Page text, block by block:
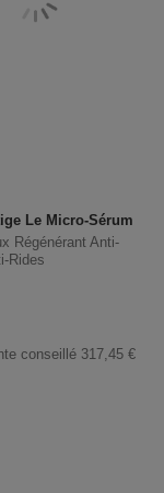
Régénérant Anti-
Rides
conseillé 317,45 €